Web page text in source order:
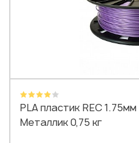
PLA пластик REC
Металлик 0,75 кг